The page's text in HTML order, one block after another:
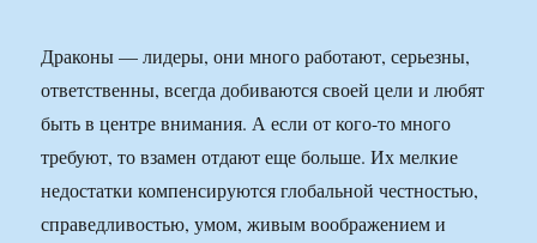
Драконы — лидеры, они много работают, серьезны,
ответственны, всегда добиваются своей цели и любят
быть в центре внимания. А если от кого-то много
требуют, то взамен отдают еще больше. Их мелкие
недостатки компенсируются глобальной честностью,
справедливостью, умом, живым воображением и